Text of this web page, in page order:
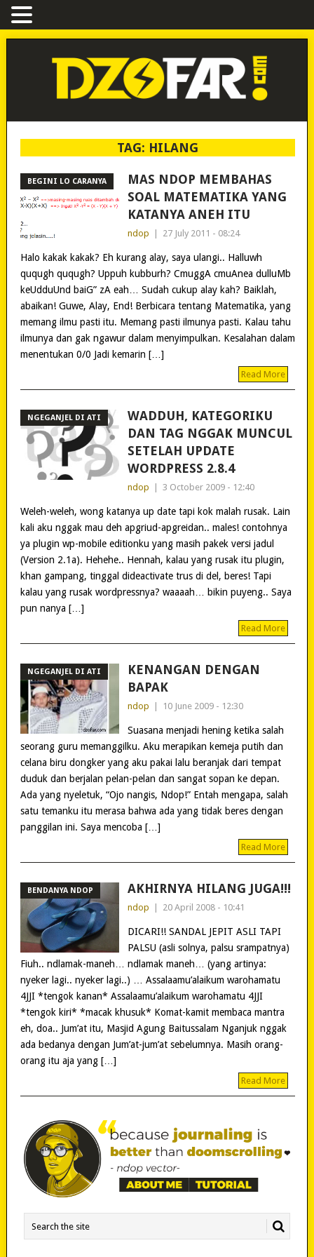
TAG: HILANG
BEGINI LO CARANYA
MAS NDOP MEMBAHAS
SOAL MATEMATIKA YANG
KATANYA ANEH ITU
ndop 27 July 2011 - 08:24
Halo kakak kakak? Eh kurang alay, saya ulangi.. Halluwh
ququgh ququgh? Uppuh kubburh? CmuggA cmuAnea dulluMb
keUdduUnd baiG” zA eah… Sudah cukup alay kah? Baiklah,
abaikan! Guwe, Alay, End! Berbicara tentang Matematika, yang
memang ilmu pasti itu. Memang pasti ilmunya pasti. Kalau tahu
ilmunya dan gak ngawur dalam menyimpulkan. Kesalahan dalam
menentukan 0/0 Jadi kemarin […]
Read More
NGEGANJEL DI ATI
WADDUH, KATEGORIKU
DAN TAG NGGAK MUNCUL
SETELAH UPDATE
WORDPRESS 2.8.4
ndop 3 October 2009 - 12:40
Weleh-weleh, wong katanya up date tapi kok malah rusak. Lain
kali aku nggak mau deh apgriud-apgreidan.. males! contohnya
ya plugin wp-mobile editionku yang masih pakek versi jadul
(Version 2.1a). Hehehe.. Hennah, kalau yang rusak itu plugin,
khan gampang, tinggal dideactivate trus di del, beres! Tapi
kalau yang rusak wordpressnya? waaaah… bikin puyeng.. Saya
pun nanya […]
Read More
NGEGANJEL DI ATI
KENANGAN DENGAN
BAPAK
ndop 10 June 2009 - 12:30
Suasana menjadi hening ketika salah
seorang guru memanggilku. Aku merapikan kemeja putih dan
celana biru dongker yang aku pakai lalu beranjak dari tempat
duduk dan berjalan pelan-pelan dan sangat sopan ke depan.
Ada yang nyeletuk, “Ojo nangis, Ndop!” Entah mengapa, salah
satu temanku itu merasa bahwa ada yang tidak beres dengan
panggilan ini. Saya mencoba […]
Read More
BENDANYA NDOP AKHIRNYA HILANG JUGA!!!
ndop 20 April 2008 - 10:41
DICARI!! SANDAL JEPIT ASLI TAPI
PALSU (asli solnya, palsu srampatnya)
Fiuh.. ndlamak-maneh… ndlamak maneh… (yang artinya:
nyeker lagi.. nyeker lagi..) … Assalaamu’alaikum warohamatu
4JJI *tengok kanan* Assalaamu’alaikum warohamatu 4JJI
*tengok kiri* *macak khusuk* Komat-kamit membaca mantra
eh, doa.. Jum’at itu, Masjid Agung Baitussalam Nganjuk nggak
ada bedanya dengan Jum’at-jum’at sebelumnya. Masih orang-
orang itu aja yang […]
Read More